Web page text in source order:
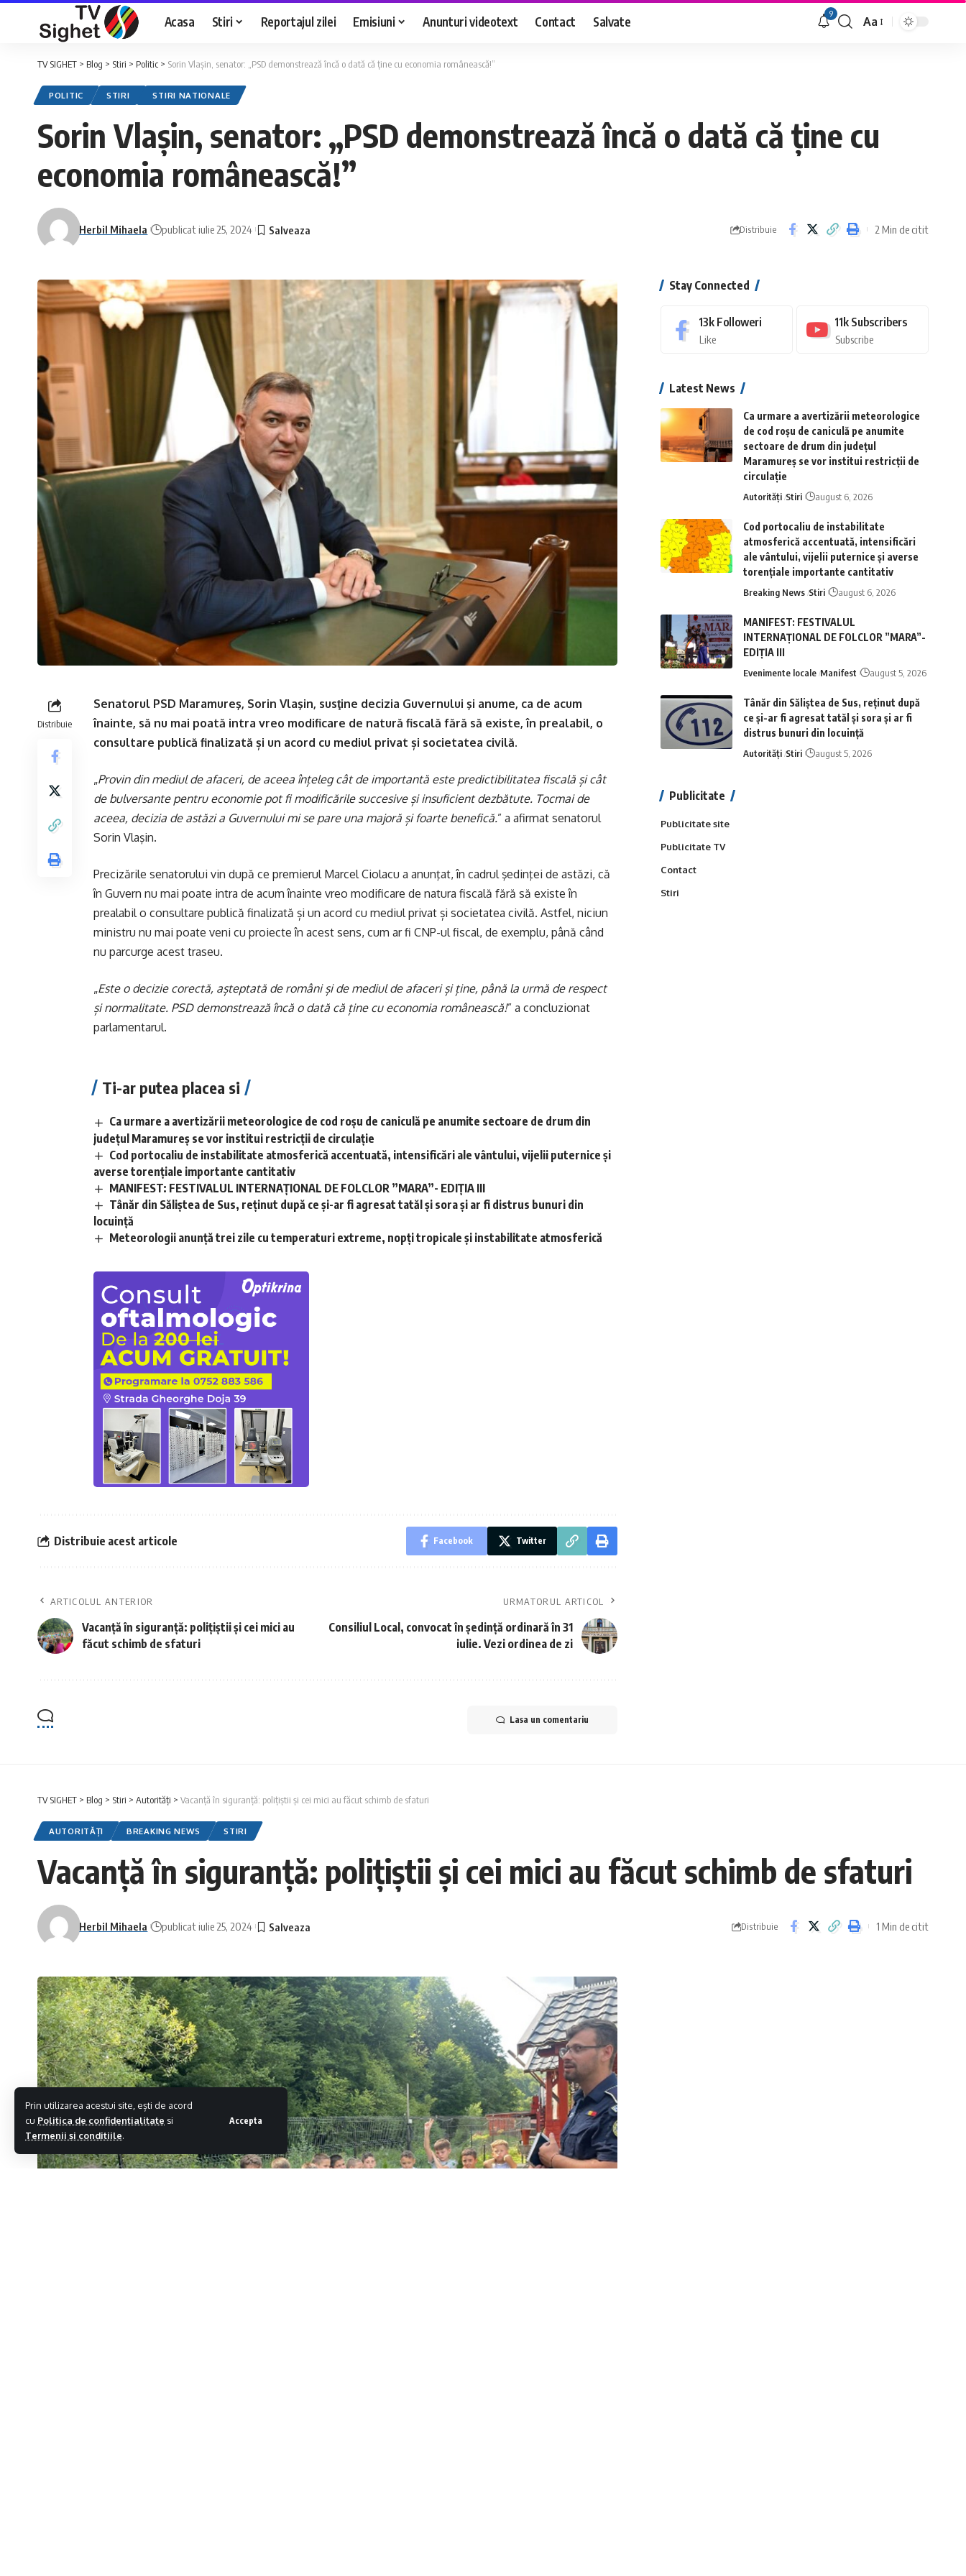
Prin utilizarea acestui site, ești de acord
cu Politica de confidentialitate si
Termenii si conditiile.
Accepta
Acasa Stiri Reportajul zilei Emisiuni Anunturi videotext Contact Salvate 9
Font
Aa
TV SIGHET > Blog > Stiri > Politic > Sorin Vlaşin, senator: „PSD demonstrează încă o dată că ține cu economia românească!”
POLITIC STIRI STIRI NATIONALE
Sorin Vlaşin, senator: „PSD demonstrează încă o dată că ține cu
economia românească!”
Herbil Mihaela publicat iulie 25, 2024 Distribuie 2 Min de citit
Distribuie
Senatorul PSD Maramureş, Sorin Vlaşin, susţine decizia Guvernului şi anume, ca de acum
înainte, să nu mai poată intra vreo modificare de natură fiscală fără să existe, în prealabil, o
consultare publică finalizată și un acord cu mediul privat și societatea civilă.
„Provin din mediul de afaceri, de aceea înțeleg cât de importantă este predictibilitatea fiscală și cât
de bulversante pentru economie pot fi modificările succesive și insuficient dezbătute. Tocmai de
aceea, decizia de astăzi a Guvernului mi se pare una majoră și foarte benefică.” a afirmat senatorul
Sorin Vlaşin.
Precizările senatorului vin după ce premierul Marcel Ciolacu a anunţat, în cadrul şedinţei de astăzi, că
în Guvern nu mai poate intra de acum înainte vreo modificare de natura fiscală fără să existe în
prealabil o consultare publică finalizată și un acord cu mediul privat și societatea civilă. Astfel, niciun
ministru nu mai poate veni cu proiecte în acest sens, cum ar fi CNP-ul fiscal, de exemplu, până când
nu parcurge acest traseu.
„Este o decizie corectă, așteptată de români și de mediul de afaceri și ține, până la urmă de respect
și normalitate. PSD demonstrează încă o dată că ține cu economia românească!” a concluzionat
parlamentarul.
Ti-ar putea placea si
Ca urmare a avertizării meteorologice de cod roșu de caniculă pe anumite sectoare de drum din
județul Maramureș se vor institui restricții de circulație
Cod portocaliu de instabilitate atmosferică accentuată, intensificări ale vântului, vijelii puternice și
averse torențiale importante cantitativ
MANIFEST: FESTIVALUL INTERNAȚIONAL DE FOLCLOR ”MARA”- EDIȚIA III
Tânăr din Săliștea de Sus, reținut după ce și-ar fi agresat tatăl și sora și ar fi distrus bunuri din
locuință
Meteorologii anunță trei zile cu temperaturi extreme, nopţi tropicale şi instabilitate atmosferică
Distribuie acest articole Facebook Twitter
ARTICOLUL ANTERIOR
Vacanță în siguranță: polițiștii și cei mici au
făcut schimb de sfaturi
URMATORUL ARTICOL
Consiliul Local, convocat în ședință ordinară în 31
iulie. Vezi ordinea de zi
Lasa un comentariu
Stay Connected
13k Followeri
Like
11k Subscribers
Subscribe
Latest News
Ca urmare a avertizării meteorologice
de cod roșu de caniculă pe anumite
sectoare de drum din județul
Maramureș se vor institui restricții de
circulație
Autorități Stiri august 6, 2026
Cod portocaliu de instabilitate
atmosferică accentuată, intensificări
ale vântului, vijelii puternice și averse
torențiale importante cantitativ
Breaking News Stiri august 6, 2026
MANIFEST: FESTIVALUL
INTERNAȚIONAL DE FOLCLOR ”MARA”-
EDIȚIA III
Evenimente locale Manifest august 5, 2026
Tânăr din Săliștea de Sus, reținut după
ce și-ar fi agresat tatăl și sora și ar fi
distrus bunuri din locuință
Autorități Stiri august 5, 2026
Publicitate
Publicitate site
Publicitate TV
Contact
Stiri
TV SIGHET > Blog > Stiri > Autorități > Vacanță în siguranță: polițiștii și cei mici au făcut schimb de sfaturi
AUTORITĂȚI BREAKING NEWS STIRI
Vacanță în siguranță: polițiștii și cei mici au făcut schimb de sfaturi
Herbil Mihaela publicat iulie 25, 2024 Distribuie 1 Min de citit